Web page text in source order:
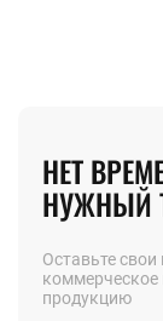
НЕТ
НУЖНЫЙ
Оставьте
продукцию